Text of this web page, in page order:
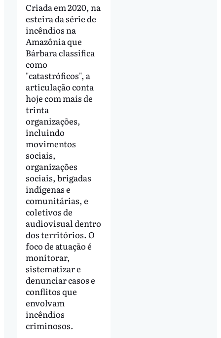
Criada em 2020, na
esteira da série de
incêndios na
Amazônia que
Bárbara classifica
como
"catastróficos", a
articulação conta
hoje com mais de
trinta
organizações,
incluindo
movimentos
sociais,
organizações
sociais, brigadas
indígenas e
comunitárias, e
coletivos de
audiovisual dentro
dos territórios. O
foco de atuação é
monitorar,
sistematizar e
denunciar casos e
conflitos que
envolvam
incêndios
criminosos.